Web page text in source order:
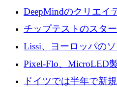
がプレシードで 220
DeepMindのクリエイ
立したAIライティン
チップテストのスタ
QuantumDiamondsが
を調達
Lissi、ヨーロッパの
ンティティの未来を
ロを調達
Pixel-Flo、MicroLED
ンドで525万ポンドを
ドイツでは半年で新